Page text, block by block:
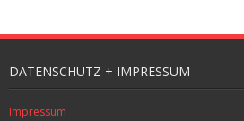
DATENSCHUTZ + IMPRESSUM
Impressum